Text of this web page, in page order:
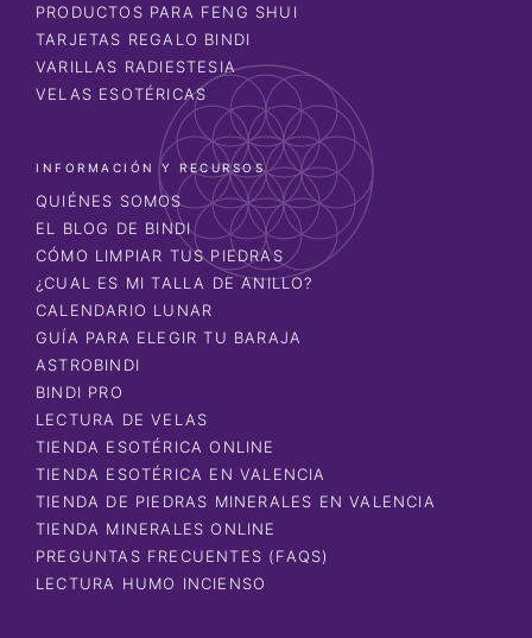
PRODUCTOS PARA FENG SHUI
TARJETAS REGALO BINDI
VARILLAS RADIESTESIA
VELAS ESOTÉRICAS
INFORMACIÓN Y RECURSOS
QUIÉNES SOMOS
EL BLOG DE BINDI
CÓMO LIMPIAR TUS PIEDRAS
¿CUAL ES MI TALLA DE ANILLO?
CALENDARIO LUNAR
GUÍA PARA ELEGIR TU BARAJA
ASTROBINDI
BINDI PRO
LECTURA DE VELAS
TIENDA ESOTÉRICA ONLINE
TIENDA ESOTÉRICA EN VALENCIA
TIENDA DE PIEDRAS MINERALES EN VALENCIA
TIENDA MINERALES ONLINE
PREGUNTAS FRECUENTES (FAQS)
LECTURA HUMO INCIENSO